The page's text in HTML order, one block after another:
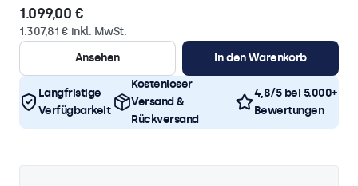
1.099,00 €
1.307,81 € inkl. MwSt.
Ansehen
In den Warenkorb
Langfristige
Verfügbarkeit
Kostenloser
Versand &
Rückversand
4,8/5 bei 5.000+
Bewertungen